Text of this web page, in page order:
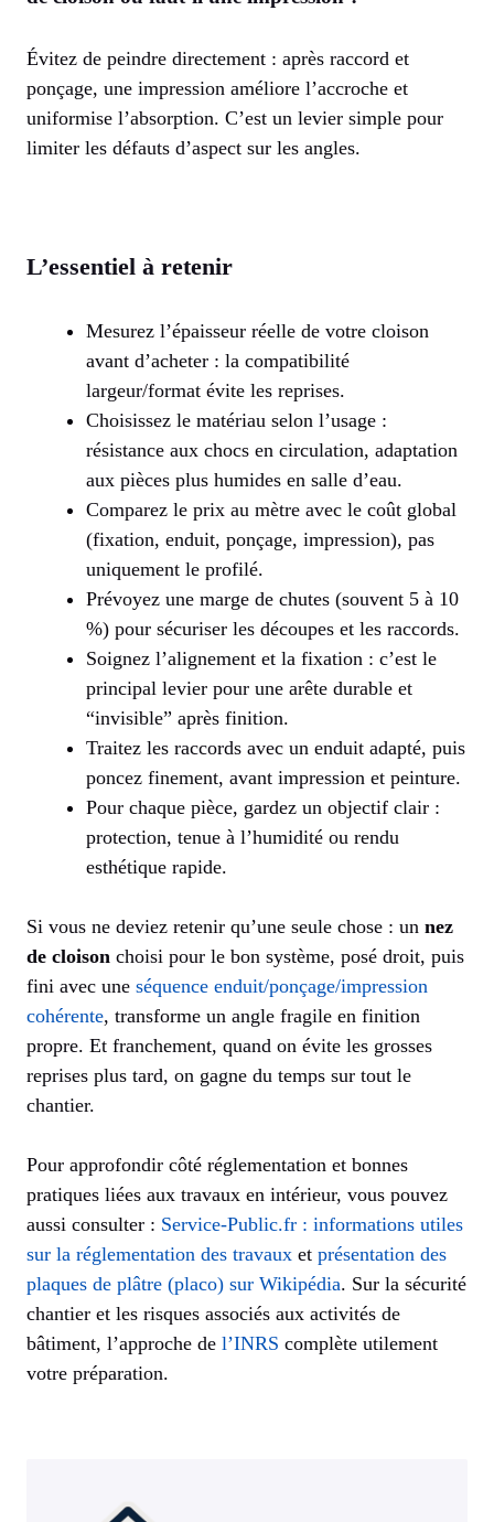
Évitez de peindre directement : après raccord et
ponçage, une impression améliore l’accroche et
uniformise l’absorption. C’est un levier simple pour
limiter les défauts d’aspect sur les angles.
L’essentiel à retenir
Mesurez l’épaisseur réelle de votre cloison
avant d’acheter : la compatibilité
largeur/format évite les reprises.
Choisissez le matériau selon l’usage :
résistance aux chocs en circulation, adaptation
aux pièces plus humides en salle d’eau.
Comparez le prix au mètre avec le coût global
(fixation, enduit, ponçage, impression), pas
uniquement le profilé.
Prévoyez une marge de chutes (souvent 5 à 10
%) pour sécuriser les découpes et les raccords.
Soignez l’alignement et la fixation : c’est le
principal levier pour une arête durable et
“invisible” après finition.
Traitez les raccords avec un enduit adapté, puis
poncez finement, avant impression et peinture.
Pour chaque pièce, gardez un objectif clair :
protection, tenue à l’humidité ou rendu
esthétique rapide.
Si vous ne deviez retenir qu’une seule chose : un nez
de cloison choisi pour le bon système, posé droit, puis
fini avec une séquence enduit/ponçage/impression
cohérente, transforme un angle fragile en finition
propre. Et franchement, quand on évite les grosses
reprises plus tard, on gagne du temps sur tout le
chantier.
Pour approfondir côté réglementation et bonnes
pratiques liées aux travaux en intérieur, vous pouvez
aussi consulter : Service-Public.fr : informations utiles
sur la réglementation des travaux et présentation des
plaques de plâtre (placo) sur Wikipédia. Sur la sécurité
chantier et les risques associés aux activités de
bâtiment, l’approche de l’INRS complète utilement
votre préparation.